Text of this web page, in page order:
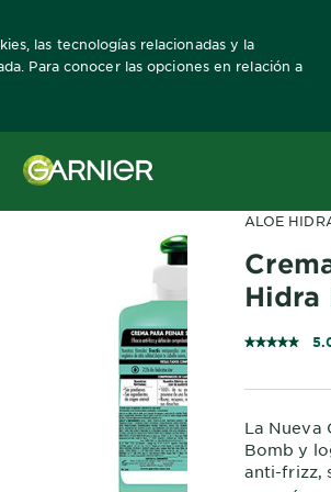
las tecnologías relacionadas y la
Para conocer las opciones en relación a
ALOE
Hidra
La Nueva
Bomb y
anti-frizz,